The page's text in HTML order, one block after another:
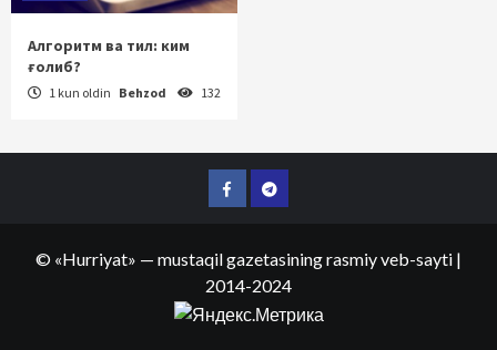
Алгоритм ва тил: ким
ғолиб?
1 kun oldin Behzod 132
FacebookTelegram
© «Hurriyat» — mustaqil gazetasining rasmiy veb-sayti |
2014-2024